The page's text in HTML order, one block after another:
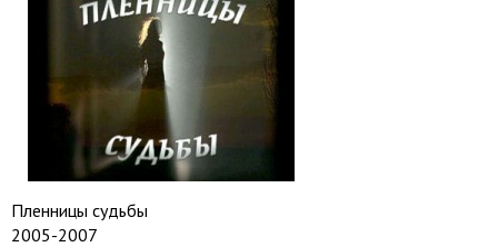
Пленницы судьбы
2005-2007